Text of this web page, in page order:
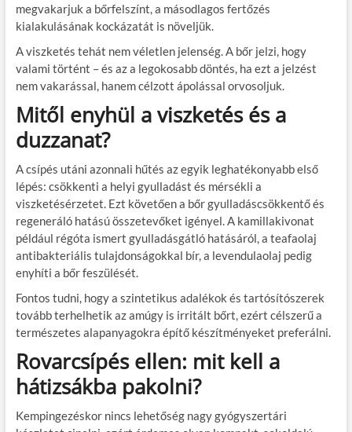
megvakarjuk a bőrfelszínt, a másodlagos fertőzés
kialakulásának kockázatát is növeljük.
A viszketés tehát nem véletlen jelenség. A bőr jelzi, hogy
valami történt – és az a legokosabb döntés, ha ezt a jelzést
nem vakarással, hanem célzott ápolással orvosoljuk.
Mitől enyhül a viszketés és a
duzzanat?
A csípés utáni azonnali hűtés az egyik leghatékonyabb első
lépés: csökkenti a helyi gyulladást és mérsékli a
viszketésérzetet. Ezt követően a bőr gyulladáscsökkentő és
regeneráló hatású összetevőket igényel. A kamillakivonat
például régóta ismert gyulladásgátló hatásáról, a teafaolaj
antibakteriális tulajdonságokkal bír, a levendulaolaj pedig
enyhíti a bőr feszülését.
Fontos tudni, hogy a szintetikus adalékok és tartósítószerek
tovább terhelhetik az amúgy is irritált bőrt, ezért célszerű a
természetes alapanyagokra építő készítményeket preferálni.
Rovarcsípés ellen: mit kell a
hátizsákba pakolni?
Kempingezéskor nincs lehetőség nagy gyógyszertári